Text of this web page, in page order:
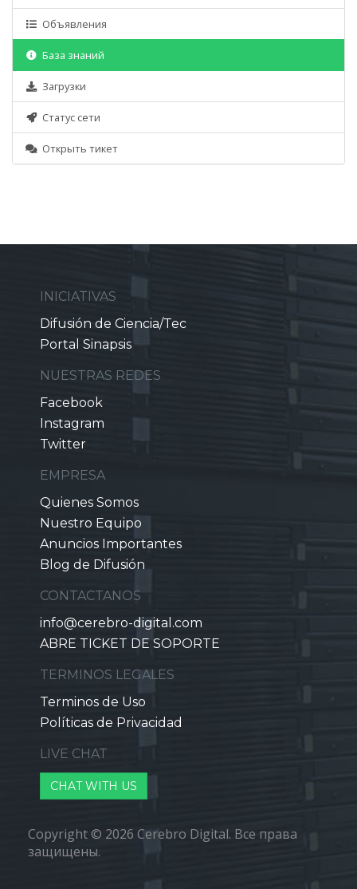
Объявления
База знаний
Загрузки
Статус сети
Открыть тикет
INICIATIVAS
Difusión de Ciencia/Tec
Portal Sinapsis
NUESTRAS REDES
Facebook
Instagram
Twitter
EMPRESA
Quienes Somos
Nuestro Equipo
Anuncios Importantes
Blog de Difusión
CONTACTANOS
info@cerebro-digital.com
ABRE TICKET DE SOPORTE
TERMINOS LEGALES
Terminos de Uso
Políticas de Privacidad
LIVE CHAT
CHAT WITH US
Copyright © 2026 Cerebro Digital. Все права
защищены.